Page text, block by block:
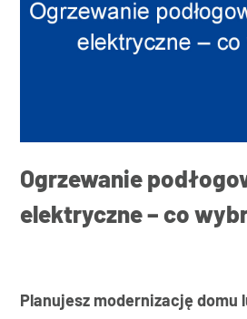
Ogrzewanie
elektryczne – co
Planujesz modernizację domu